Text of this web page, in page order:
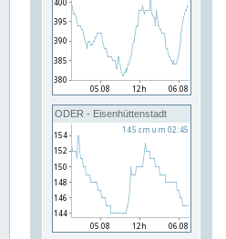
ODER - Eisenhüttenstadt